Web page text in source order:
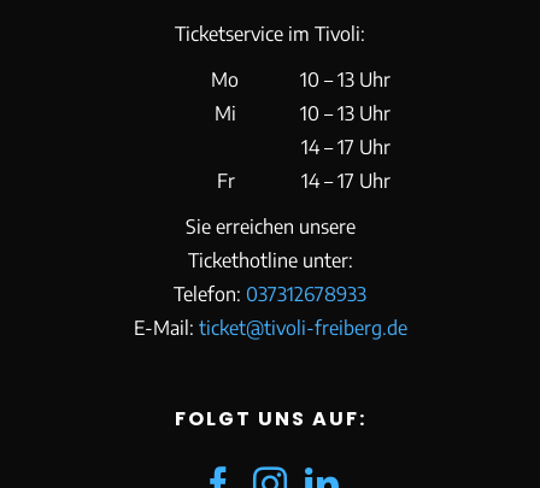
Ticketservice im Tivoli:
Mo
10 – 13 Uhr
Mi
10 – 13 Uhr
14 – 17 Uhr
Fr
14 – 17 Uhr
Sie erreichen unsere
Tickethotline unter:
Telefon: 037312678933
E-Mail: ticket@tivoli-freiberg.de
FOLGT UNS AUF: